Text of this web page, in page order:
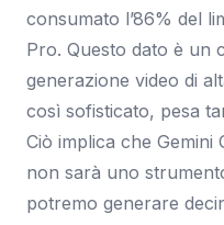
consumato l’86% del
Pro. Questo dato è un
generazione video di
così sofisticato, pesa
Ciò implica che Gemini
non sarà uno
potremo generare